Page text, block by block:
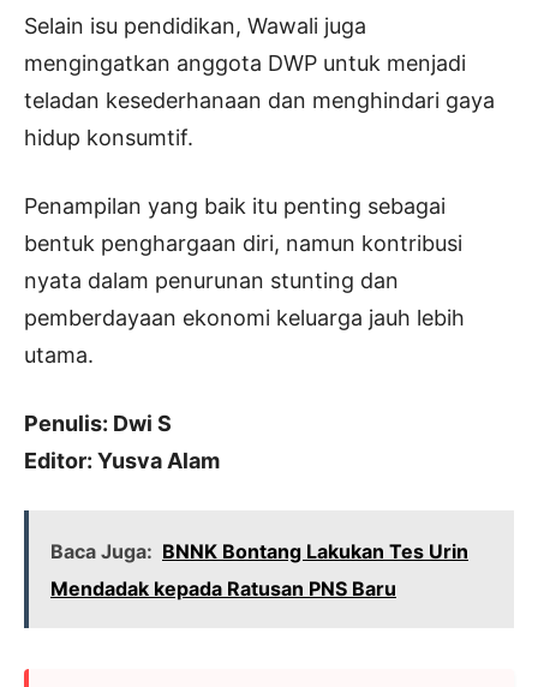
Selain isu pendidikan, Wawali juga
mengingatkan anggota DWP untuk menjadi
teladan kesederhanaan dan menghindari gaya
hidup konsumtif.
Penampilan yang baik itu penting sebagai
bentuk penghargaan diri, namun kontribusi
nyata dalam penurunan stunting dan
pemberdayaan ekonomi keluarga jauh lebih
utama.
Penulis: Dwi S
Editor: Yusva Alam
Baca Juga: BNNK Bontang Lakukan Tes Urin
Mendadak kepada Ratusan PNS Baru